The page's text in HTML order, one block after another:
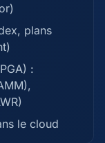
plans
:
le cloud